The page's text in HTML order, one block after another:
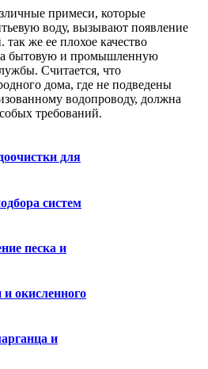
примеси, которые
воду, вызывают появление
же ее плохое качество
бытовую и промышленную
Считается, что
дома, где не подведены
водопроводу, должна
требований.
для
систем
песка и
окисленного
и